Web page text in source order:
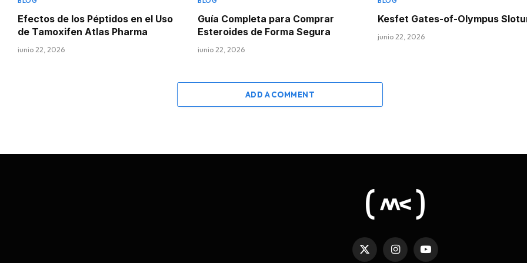
Efectos de los Péptidos en el Uso
de Tamoxifen Atlas Pharma
junio 22, 2026
Guía Completa para Comprar
Esteroides de Forma Segura
junio 22, 2026
Kesfet Gates-of-Olympus
junio 22, 2026
ADD A COMMENT
X
InstagramYouTube